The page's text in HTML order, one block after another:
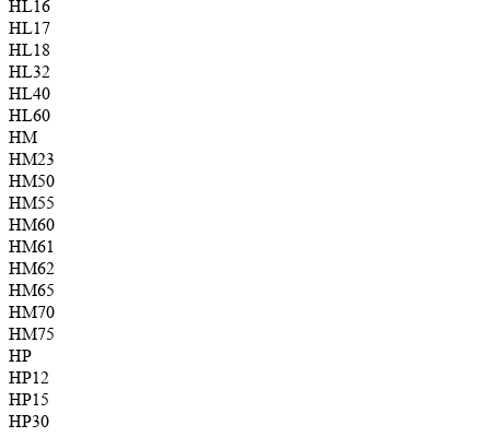
HL16
HL17
HL18
HL32
HL40
HL60
HM
HM23
HM50
HM55
HM60
HM61
HM62
HM65
HM70
HM75
HP
HP12
HP15
HP30